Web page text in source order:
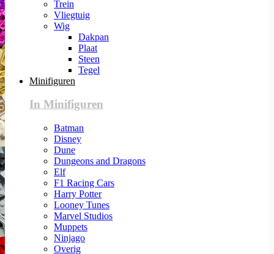
Trein
Vliegtuig
Wig
Dakpan
Plaat
Steen
Tegel
Minifiguren
In Minifiguren
Batman
Disney
Dune
Dungeons and Dragons
Elf
F1 Racing Cars
Harry Potter
Looney Tunes
Marvel Studios
Muppets
Ninjago
Overig